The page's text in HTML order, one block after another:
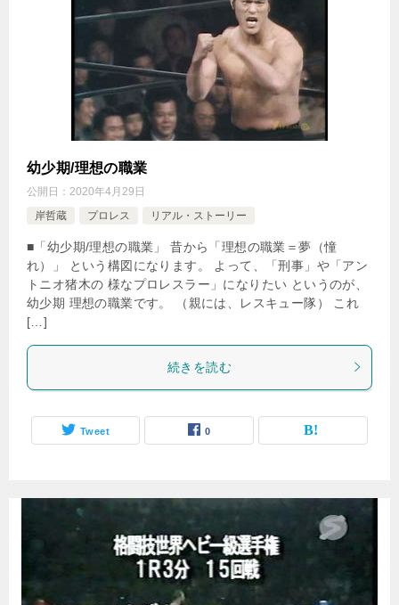
幼少期/理想の職業
公開日： 2020年4月29日
岸哲蔵
プロレス リアル・ストーリー
■「幼少期/理想の職業」 昔から「理想の職業＝夢（憧
れ）」 という構図になります。 よって、「刑事」や「アン
トニオ猪木の 様なプロレスラー」になりたい というのが、
幼少期 理想の職業です。 （親には、レスキュー隊） これ
[…]
続きを読む
Tweet 0